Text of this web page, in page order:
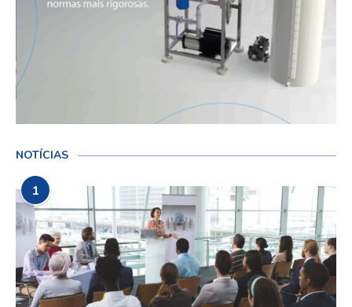
NOTÍCIAS
1